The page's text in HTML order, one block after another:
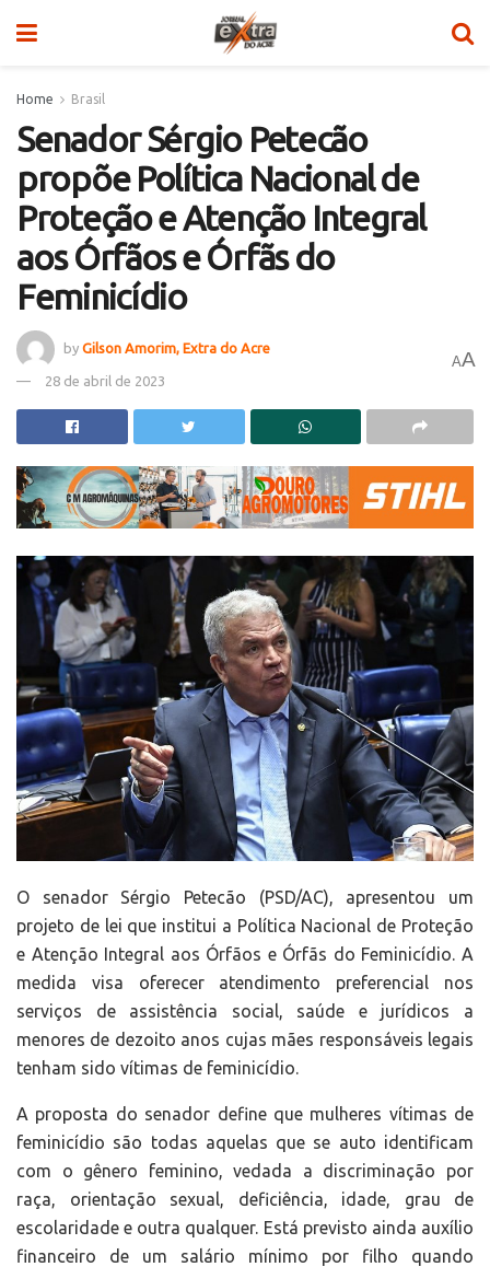
Home Brasil
Senador Sérgio Petecão
propõe Política Nacional de
Proteção e Atenção Integral
aos Órfãos e Órfãs do
Feminicídio
by Gilson Amorim, Extra do Acre
28 de abril de 2023
AA
O senador Sérgio Petecão (PSD/AC), apresentou um
projeto de lei que institui a Política Nacional de Proteção
e Atenção Integral aos Órfãos e Órfãs do Feminicídio. A
medida visa oferecer atendimento preferencial nos
serviços de assistência social, saúde e jurídicos a
menores de dezoito anos cujas mães responsáveis legais
tenham sido vítimas de feminicídio.
A proposta do senador define que mulheres vítimas de
feminicídio são todas aquelas que se auto identificam
com o gênero feminino, vedada a discriminação por
raça, orientação sexual, deficiência, idade, grau de
escolaridade e outra qualquer. Está previsto ainda auxílio
financeiro de um salário mínimo por filho quando